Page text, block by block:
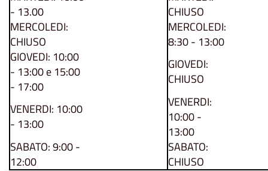
- 13.00
CHIUSO
MERCOLEDI:
CHIUSO
MERCOLEDI:
8:30 - 13:00
GIOVEDI: 10:00
- 13:00 e 15:00
- 17:00
GIOVEDI:
CHIUSO
VENERDI: 10:00
- 13:00
VENERDI:
10:00 -
13:00
SABATO: 9:00 -
12:00
SABATO:
CHIUSO